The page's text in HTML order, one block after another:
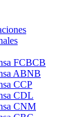
FCBCB
ABNB
CCP
CDL
CNM